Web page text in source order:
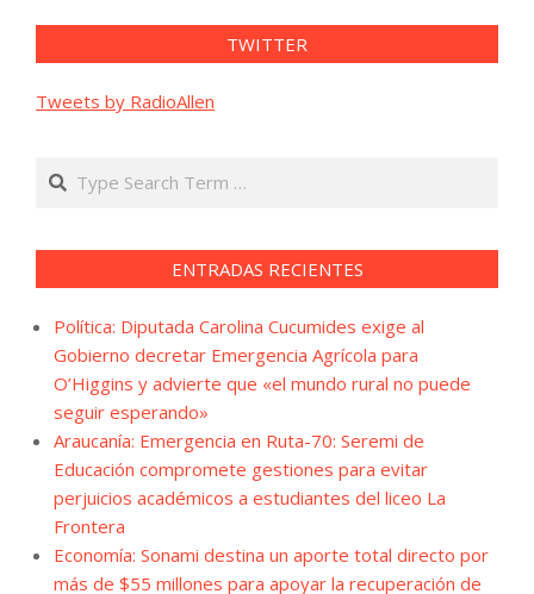
TWITTER
Tweets by RadioAllen
Search
ENTRADAS RECIENTES
Política: Diputada Carolina Cucumides exige al
Gobierno decretar Emergencia Agrícola para
O’Higgins y advierte que «el mundo rural no puede
seguir esperando»
Araucanía: Emergencia en Ruta-70: Seremi de
Educación compromete gestiones para evitar
perjuicios académicos a estudiantes del liceo La
Frontera
Economía: Sonami destina un aporte total directo por
más de $55 millones para apoyar la recuperación de